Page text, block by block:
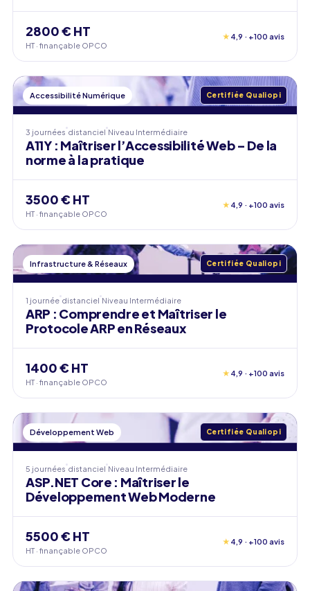
2800 € HT
HT · finançable OPCO
★ 4,9 · +100 avis
Accessibilité Numérique Certifiée Qualiopi
3 journées distanciel Niveau Intermédiaire
A11Y : Maîtriser l’Accessibilité Web – De la
norme à la pratique
3500 € HT
HT · finançable OPCO
★ 4,9 · +100 avis
Infrastructure & Réseaux Certifiée Qualiopi
1 journée distanciel Niveau Intermédiaire
ARP : Comprendre et Maîtriser le
Protocole ARP en Réseaux
1400 € HT
HT · finançable OPCO
★ 4,9 · +100 avis
Développement Web Certifiée Qualiopi
5 journées distanciel Niveau Intermédiaire
ASP.NET Core : Maîtriser le
Développement Web Moderne
5500 € HT
HT · finançable OPCO
★ 4,9 · +100 avis